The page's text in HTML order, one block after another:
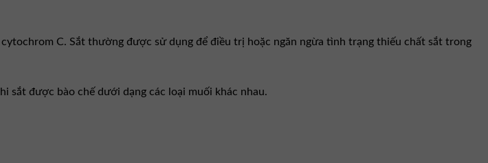
C. Sắt thường được sử dụng để điều trị hoặc ngăn ngừa tình trạng thiếu chất sắt trong
sắt được bào chế dưới dạng các loại muối khác nhau.